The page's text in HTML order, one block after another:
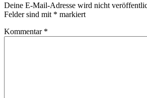
Deine E-Mail-Adresse wird nicht
Felder sind mit * markiert
Kommentar *